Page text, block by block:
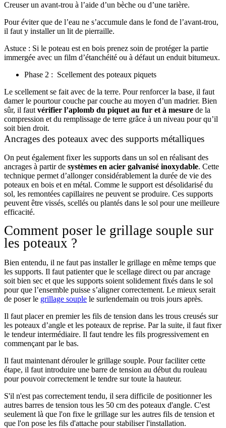
Creuser un avant-trou à l’aide d’un bèche ou d’une tarière.
Pour éviter que de l’eau ne s’accumule dans le fond de l’avant-trou,
il faut y installer un lit de pierraille.
Astuce : Si le poteau est en bois prenez soin de protéger la partie
immergée avec un film d’étanchéité ou à défaut un enduit bitumeux.
Phase 2 : Scellement des poteaux piquets
Le scellement se fait avec de la terre. Pour renforcer la base, il faut
damer le pourtour couche par couche au moyen d’un madrier. Bien
sûr, il faut vérifier l’aplomb du piquet au fur et à mesure de la
compression et du remplissage de terre grâce à un niveau pour qu’il
soit bien droit.
Ancrages des poteaux avec des supports métalliques
On peut également fixer les supports dans un sol en réalisant des
ancrages à partir de systèmes en acier galvanisé inoxydable. Cette
technique permet d’allonger considérablement la durée de vie des
poteaux en bois et en métal. Comme le support est désolidarisé du
sol, les remontées capillaires ne peuvent se produire. Ces supports
peuvent être vissés, scellés ou plantés dans le sol pour une meilleure
efficacité.
Comment poser le grillage souple sur
les poteaux ?
Bien entendu, il ne faut pas installer le grillage en même temps que
les supports. Il faut patienter que le scellage direct ou par ancrage
soit bien sec et que les supports soient solidement fixés dans le sol
pour que l’ensemble puisse s’aligner correctement. Le mieux serait
de poser le grillage souple le surlendemain ou trois jours après.
Il faut placer en premier les fils de tension dans les trous creusés sur
les poteaux d’angle et les poteaux de reprise. Par la suite, il faut fixer
le tendeur intermédiaire. Il faut tendre les fils progressivement en
commençant par le bas.
Il faut maintenant dérouler le grillage souple. Pour faciliter cette
étape, il faut introduire une barre de tension au début du rouleau
pour pouvoir correctement le tendre sur toute la hauteur.
S'il n'est pas correctement tendu, il sera difficile de positionner les
autres barres de tension tous les 50 cm des poteaux d'angle. C'est
seulement là que l'on fixe le grillage sur les autres fils de tension et
que l'on pose les fils d'attache pour stabiliser l'installation.